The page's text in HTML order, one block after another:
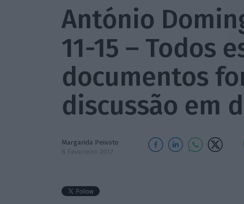
António
11-15 – Todos
documentos
discussão em
Margarida Peixoto
8 Fevereiro 2017